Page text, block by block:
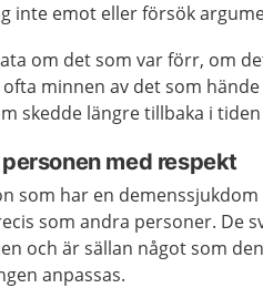
inte emot eller försök
om det som var förr, om
minnen av det som
skedde längre tillbaka i
med respekt
som har en
som andra personer. De
och är sällan något som
anpassas.